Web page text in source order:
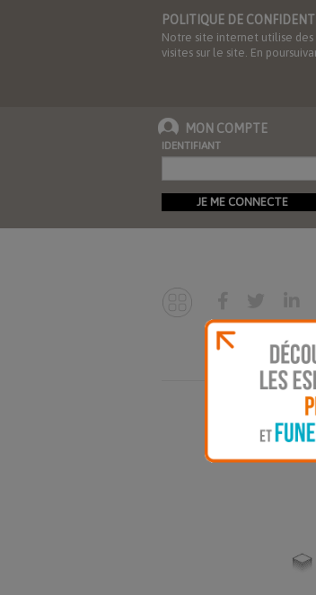
POLITIQUE DE
Notre site internet utilise des
visites sur le site. En
MON COMPTE
IDENTIFIANT
JE ME CONNECTE